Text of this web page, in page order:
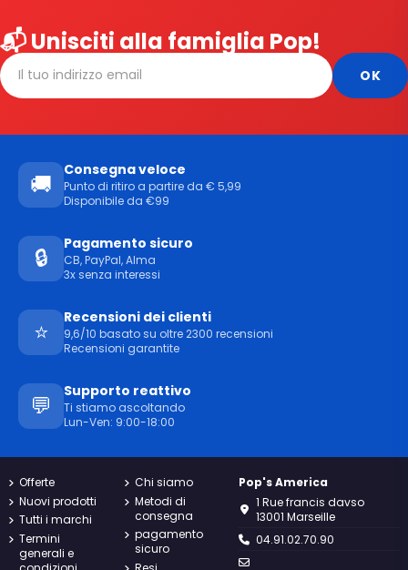
📬 Unisciti alla famiglia Pop!
🚚
Consegna veloce
Punto di ritiro a partire da € 5,99
Disponibile da €99
🔒
Pagamento sicuro
CB, PayPal, Alma
3x senza interessi
⭐
Recensioni dei clienti
9,6/10 basato su oltre 2300 recensioni
Recensioni garantite
💬
Supporto reattivo
Ti stiamo ascoltando
Lun-Ven: 9:00-18:00
Offerte
Nuovi prodotti
Tutti i marchi
Termini
generali e
Chi siamo
Metodi di
consegna
pagamento
sicuro
Pop's America
1 Rue francis davso
13001 Marseille
04.91.02.70.90